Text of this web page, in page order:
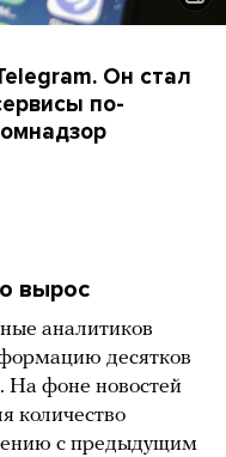
Он стал
по-
вырос
аналитиков
десятков
На фоне новостей
количество
с предыдущим